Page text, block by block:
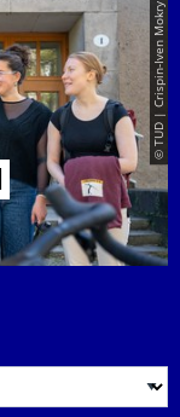
© TUD | Crispin-Iven Mokry